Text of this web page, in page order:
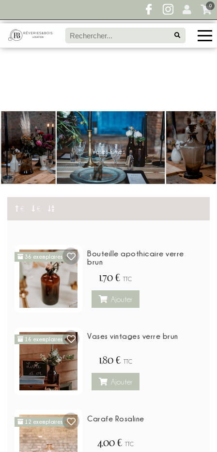
0
Pour toute demande de disponibilité, remplissez
Vases fumés
€ €
36 exemplaires
Bouteille apothicaire verre
brun
1,70 € TTC
Ajouter
16 exemplaires Vases vintages verre brun
1,80 € TTC
Ajouter
12 exemplaires Carafe Rosaline
4,00 € TTC